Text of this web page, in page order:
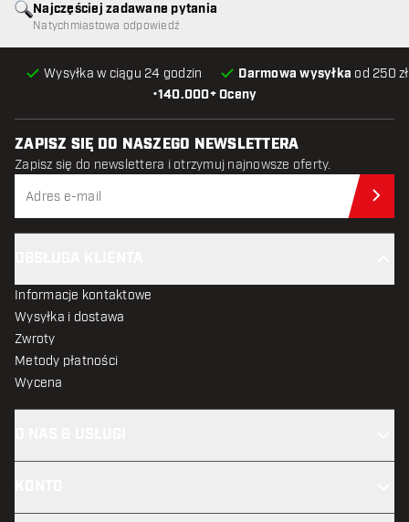
•140.000+ Oceny
Wysyłka w ciągu 24 godzin Darmowa wysyłka od 250
Najczęściej zadawane pytania
Natychmiastowa odpowiedź
ZAPISZ SIĘ DO NASZEGO NEWSLETTERA
Zapisz się do newslettera i otrzymuj najnowsze oferty.
Informacje kontaktowe
Wysyłka i dostawa
Zwroty
Metody płatności
Wycena